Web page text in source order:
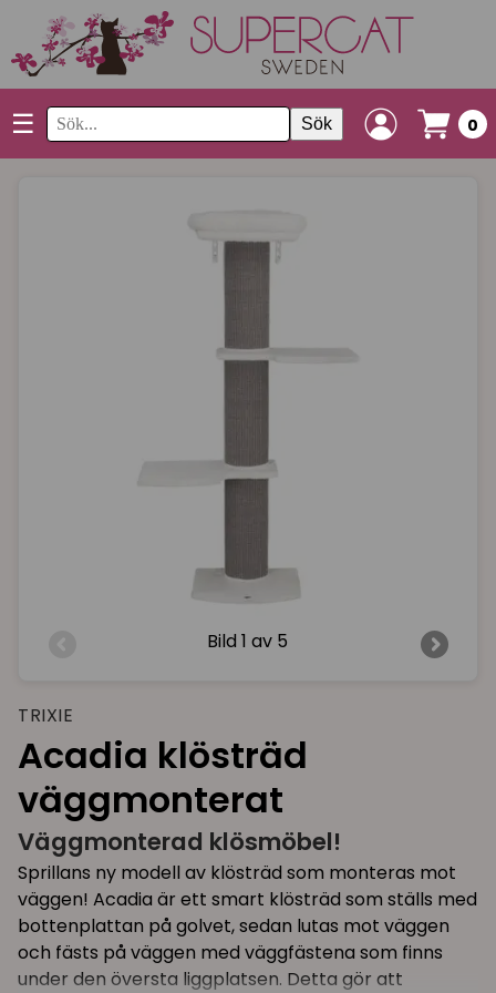
☰ Sök 0
Bild1 av 5
TRIXIE
Acadia klösträd
väggmonterat
Väggmonterad klösmöbel!
Sprillans ny modell av klösträd som monteras mot
väggen! Acadia är ett smart klösträd som ställs med
bottenplattan på golvet, sedan lutas mot väggen
och fästs på väggen med väggfästena som finns
under den översta liggplatsen. Detta gör att